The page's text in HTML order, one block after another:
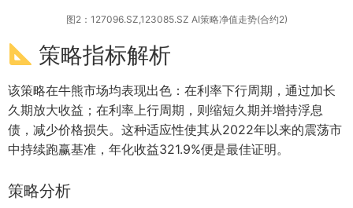
图2：127096.SZ,123085.SZ AI策略净值走势(合约2)
策略指标解析
该策略在牛熊市场均表现出色：在利率下行周期，通过加长
久期放大收益；在利率上行周期，则缩短久期并增持浮息
债，减少价格损失。这种适应性使其从2022年以来的震荡市
中持续跑赢基准，年化收益321.9%便是最佳证明。
策略分析